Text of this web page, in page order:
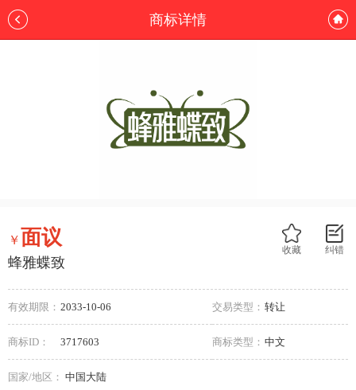
商标详情
纠错
收藏
￥面议
蜂雅蝶致
有效期限： 2033-10-06 交易类型： 转让
商标ID： 3717603 商标类型： 中文
国家/地区： 中国大陆